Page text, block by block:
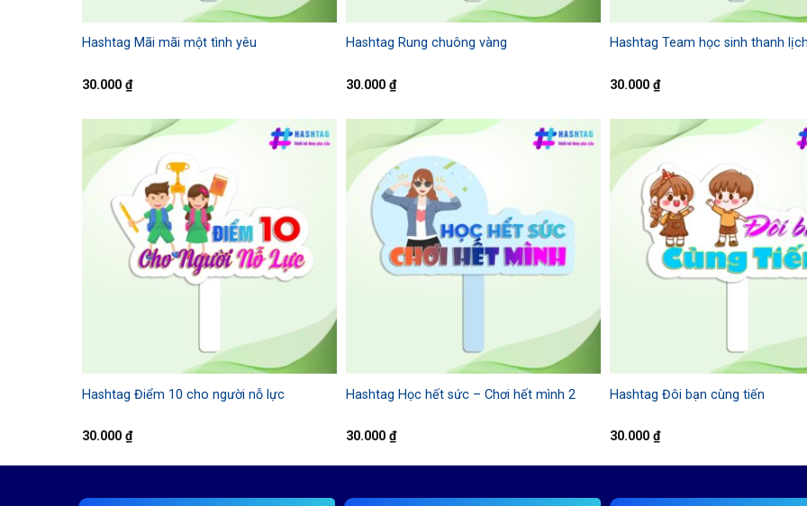
Hashtag Mãi mãi một tình yêu
30.000 ₫
Hashtag Rung chuông vàng
30.000 ₫
Hashtag Team học sinh thanh
30.000 ₫
Hashtag Điểm 10 cho người nỗ lực
30.000 ₫
Hashtag Học hết sức – Chơi hết mình 2
30.000 ₫
Hashtag Đôi bạn cùng tiến
30.000 ₫